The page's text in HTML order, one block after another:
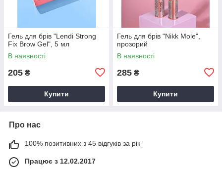
Гель для брів "Lendi Strong
Fix Brow Gel", 5 мл
В наявності
205 ₴
Купити
Гель для брів "Nikk Mole",
прозорий
В наявності
285 ₴
Купити
Про нас
100% позитивних з 45 відгуків за рік
Працює з 12.02.2017